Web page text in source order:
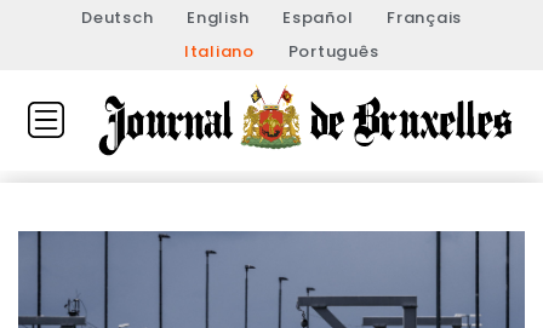
Deutsch English Español
Français
Italiano
Português